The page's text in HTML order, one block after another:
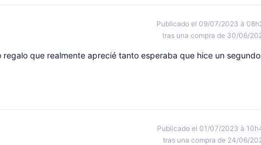
Publicado el 09/07/2023 à
tras una compra de 30/06/
que realmente aprecié tanto esperaba que hice un segundo
Publicado el 01/07/2023 à
tras una compra de 24/06/